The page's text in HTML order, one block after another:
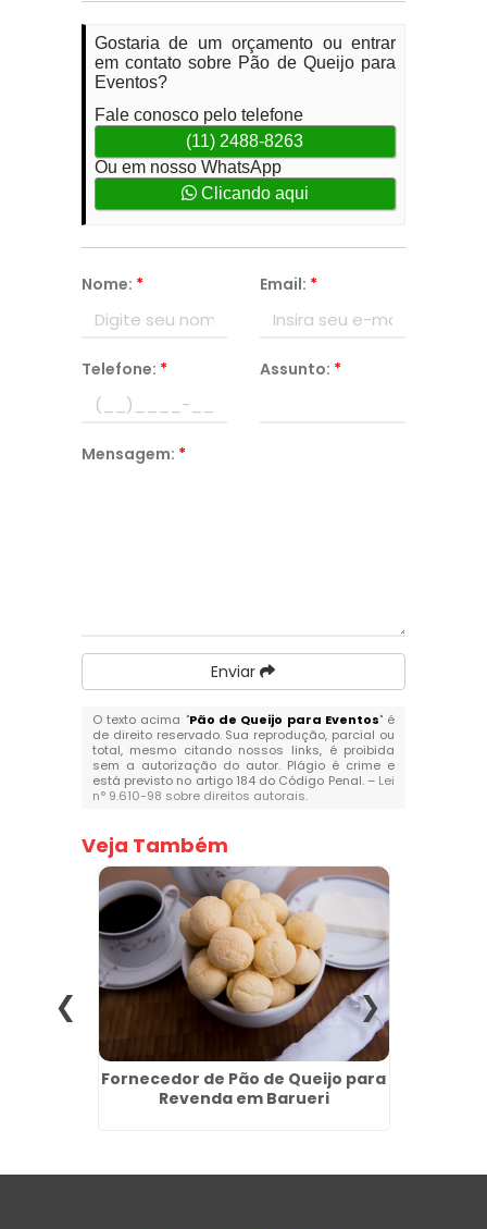
Gostaria de um orçamento ou entrar
em contato sobre Pão de Queijo para
Eventos?
Fale conosco pelo telefone
(11) 2488-8263
Ou em nosso WhatsApp
Clicando aqui
Nome: * Email: *
Telefone: * Assunto: *
Mensagem: *
Enviar
O texto acima "Pão de Queijo para Eventos" é
de direito reservado. Sua reprodução, parcial ou
total, mesmo citando nossos links, é proibida
sem a autorização do autor. Plágio é crime e
está previsto no artigo 184 do Código Penal. – Lei
n° 9.610-98 sobre direitos autorais.
Veja Também
Fornecedor de Pão de Queijo para
Revenda em Barueri